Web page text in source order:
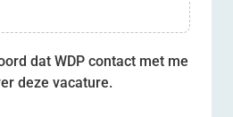
dat WDP contact met me
deze vacature.